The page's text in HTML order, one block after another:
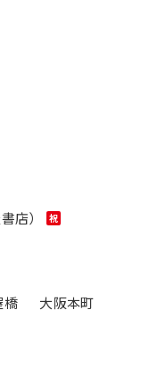
店） 祝
橋
大阪本町